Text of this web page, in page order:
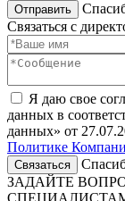
Отправить
Связаться с
Я даю свое
данных в
данных» от
Политике
Связаться
ЗАДАЙТЕ